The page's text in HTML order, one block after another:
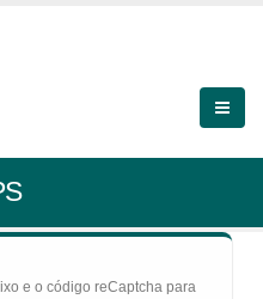
e o código reCaptcha para